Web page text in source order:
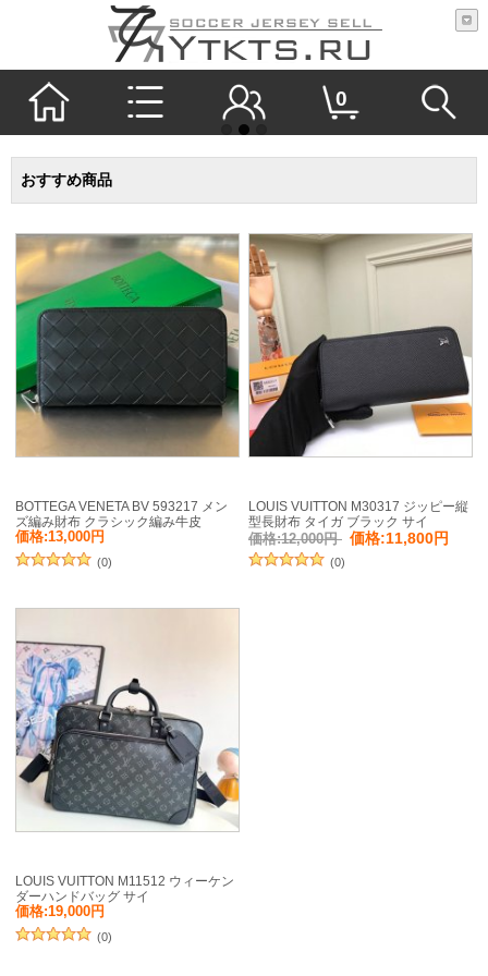
0
おすすめ商品
BOTTEGA VENETA BV 593217 メン
ズ編み財布 クラシック編み牛皮
19x10cm サイズ:19x10cm
価格:13,000円
(0)
LOUIS VUITTON M30317 ジッピー縦
型長財布 タイガ ブラック サイ
ズ:20x10cm
価格:12,000円 価格:11,800円
(0)
LOUIS VUITTON M11512 ウィーケン
ダーハンドバッグ サイ
ズ:46x31x18cm
価格:19,000円
(0)